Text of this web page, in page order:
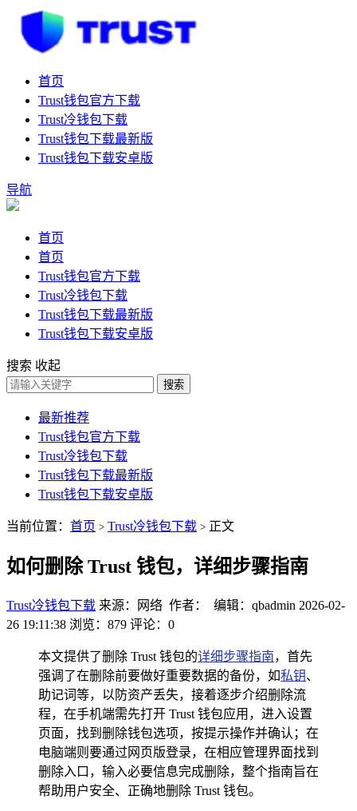
首页
Trust钱包官方下载
Trust冷钱包下载
Trust钱包下载最新版
Trust钱包下载安卓版
导航
首页
首页
Trust钱包官方下载
Trust冷钱包下载
Trust钱包下载最新版
Trust钱包下载安卓版
搜索 收起
搜索
最新推荐
Trust钱包官方下载
Trust冷钱包下载
Trust钱包下载最新版
Trust钱包下载安卓版
当前位置： 首页 > Trust冷钱包下载 > 正文
如何删除 Trust 钱包，详细步骤指南
Trust冷钱包下载 来源：网络 作者： 编辑：qbadmin 2026-02-
26 19:11:38 浏览：879 评论：0
本文提供了删除 Trust 钱包的详细步骤指南，首先
强调了在删除前要做好重要数据的备份，如私钥、
助记词等，以防资产丢失，接着逐步介绍删除流
程，在手机端需先打开 Trust 钱包应用，进入设置
页面，找到删除钱包选项，按提示操作并确认；在
电脑端则要通过网页版登录，在相应管理界面找到
删除入口，输入必要信息完成删除，整个指南旨在
帮助用户安全、正确地删除 Trust 钱包。